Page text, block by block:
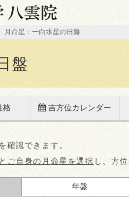
月命星：一白水星の日盤
盤
格 吉方位カレンダー
を確認できます。
ご自身の月命星を選択 し、方
年盤